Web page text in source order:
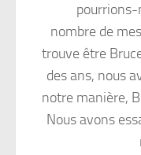
pourrions-
nombre de
trouve être
des ans, nous
notre manière,
Nous avons